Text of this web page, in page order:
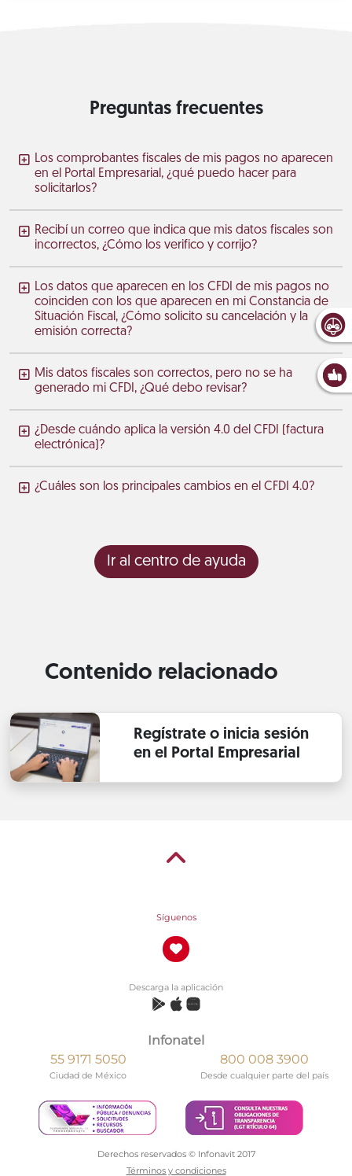
Preguntas frecuentes
Los comprobantes fiscales de mis pagos no aparecen
en el Portal Empresarial, ¿qué puedo hacer para
solicitarlos?
Recibí un correo que indica que mis datos fiscales son
incorrectos, ¿Cómo los verifico y corrijo?
Los datos que aparecen en los CFDI de mis pagos no
coinciden con los que aparecen en mi Constancia de
Situación Fiscal, ¿Cómo solicito su cancelación y la
emisión correcta?
Mis datos fiscales son correctos, pero no se ha
generado mi CFDI, ¿Qué debo revisar?
¿Desde cuándo aplica la versión 4.0 del CFDI (factura
electrónica)?
¿Cuáles son los principales cambios en el CFDI 4.0?
Ir al centro de ayuda
Contenido relacionado
Regístrate o inicia sesión
en el Portal Empresarial
Síguenos
Descarga la aplicación
Infonatel
55 9171 5050
Ciudad de México
800 008 3900
Desde cualquier parte del país
Derechos reservados © Infonavit 2017
Términos y condiciones